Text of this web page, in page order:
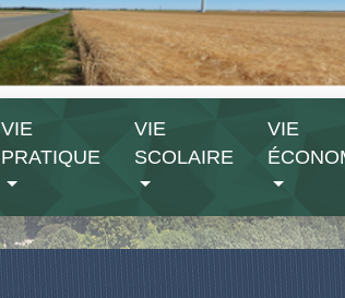
VIE
PRATIQUE
VIE
SCOLAIRE
VIE